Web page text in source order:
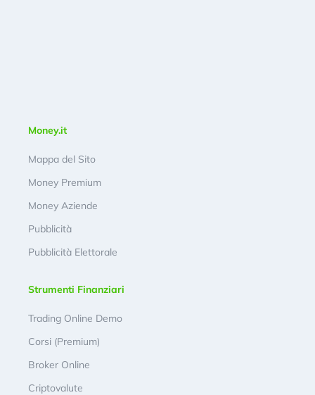
Money.it
Mappa del Sito
Money Premium
Money Aziende
Pubblicità
Pubblicità Elettorale
Strumenti Finanziari
Trading Online Demo
Corsi (Premium)
Broker Online
Criptovalute